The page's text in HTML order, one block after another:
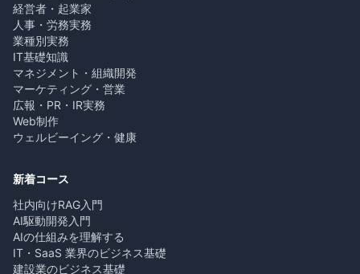
経営者・起業家
人事・労務実務
業種別実務
IT基礎知識
マネジメント・組織開発
マーケティング・営業
広報・PR・IR実務
Web制作
ウェルビーイング・健康
新着コース
社内向けRAG入門
AI駆動開発入門
AIの仕組みを理解する
IT・SaaS 業界のビジネス基礎
建設業のビジネス基礎